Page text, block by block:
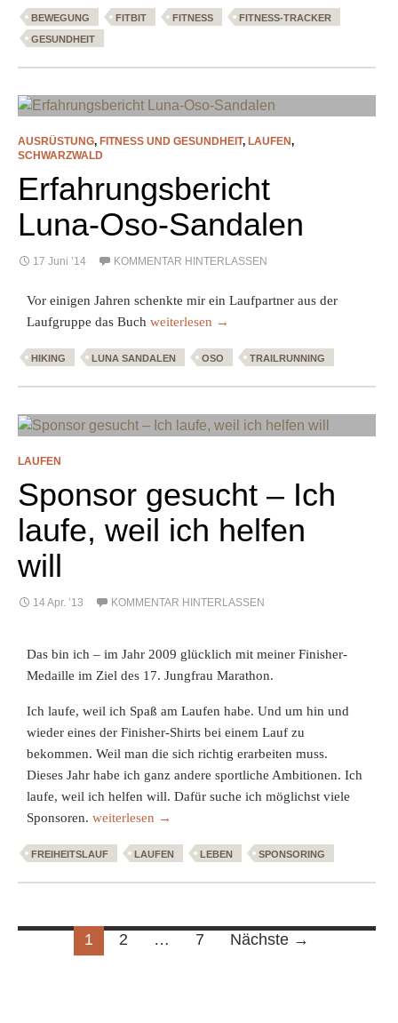
BEWEGUNG FITBIT FITNESS
FITNESS-TRACKER
GESUNDHEIT
AUSRÜSTUNG, FITNESS UND GESUNDHEIT, LAUFEN,
SCHWARZWALD
Erfahrungsbericht
Luna-Oso-Sandalen
17 Juni ’14 KOMMENTAR HINTERLASSEN
Vor einigen Jahren schenkte mir ein Laufpartner aus der
Laufgruppe das BuchErfahrungsbericht Luna-Oso-Sandalen
weiterlesen →
HIKING LUNA SANDALEN OSO TRAILRUNNING
LAUFEN
Sponsor gesucht – Ich
laufe, weil ich helfen
will
14 Apr. ’13 KOMMENTAR HINTERLASSEN
Das bin ich – im Jahr 2009 glücklich mit meiner Finisher-
Medaille im Ziel des 17. Jungfrau Marathon.
Ich laufe, weil ich Spaß am Laufen habe. Und um hin und
wieder eines der Finisher-Shirts bei einem Lauf zu
bekommen. Weil man die sich richtig erarbeiten muss.
Dieses Jahr habe ich ganz andere sportliche Ambitionen. Ich
laufe, weil ich helfen will. Dafür suche ich möglichst viele
Sponsoren.Sponsor gesucht – Ich laufe, weil ich helfen will
weiterlesen →
FREIHEITSLAUF LAUFEN LEBEN SPONSORING
Beitragsnavigation
1 2 … 7 Nächste →